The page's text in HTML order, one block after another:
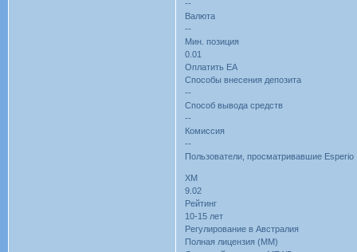
--
Валюта
--
Мин. позиция
0.01
Оплатить EA
Способы внесения депозита
--
Способ вывода средств
--
Комиссия
--
Пользователи, просматривавшие Esperio
XM
9.02
Рейтинг
10-15 лет
Регулирование в Австралия
Полная лицензия (MM)